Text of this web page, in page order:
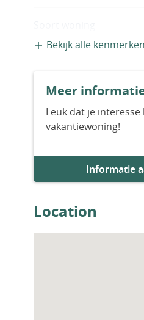
Appartement
Bestaande bouw
Aantal slaapkamers
Aantal badkamers
Bekijk alle kenmerken
Meer
Leuk dat je interesse
vakantiewoning!
Informatie
Location